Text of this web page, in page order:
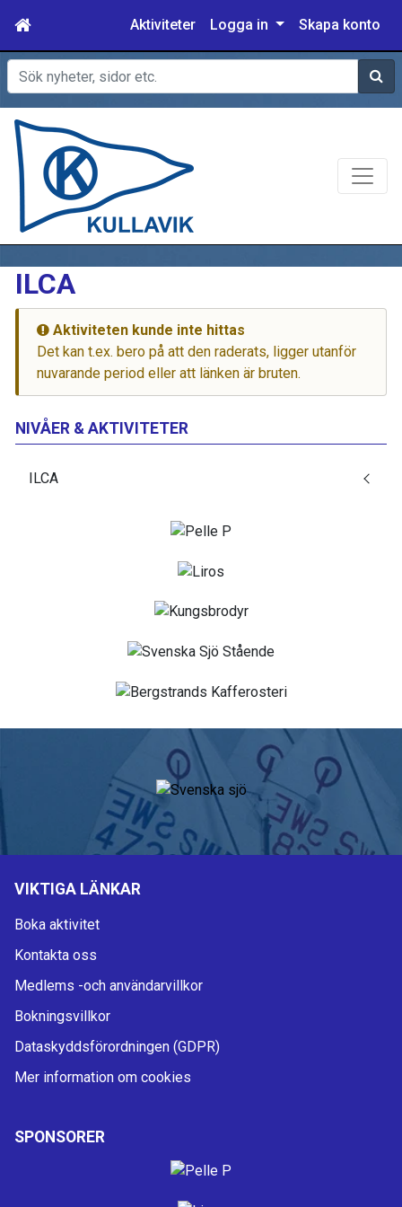
Aktiviteter Logga in Skapa konto
Sök
ILCA
Aktiviteten kunde inte hittas
Det kan t.ex. bero på att den raderats, ligger utanför
nuvarande period eller att länken är bruten.
NIVÅER & AKTIVITETER
ILCA
VIKTIGA LÄNKAR
Boka aktivitet
Kontakta oss
Medlems -och användarvillkor
Bokningsvillkor
Dataskyddsförordningen (GDPR)
Mer information om cookies
SPONSORER